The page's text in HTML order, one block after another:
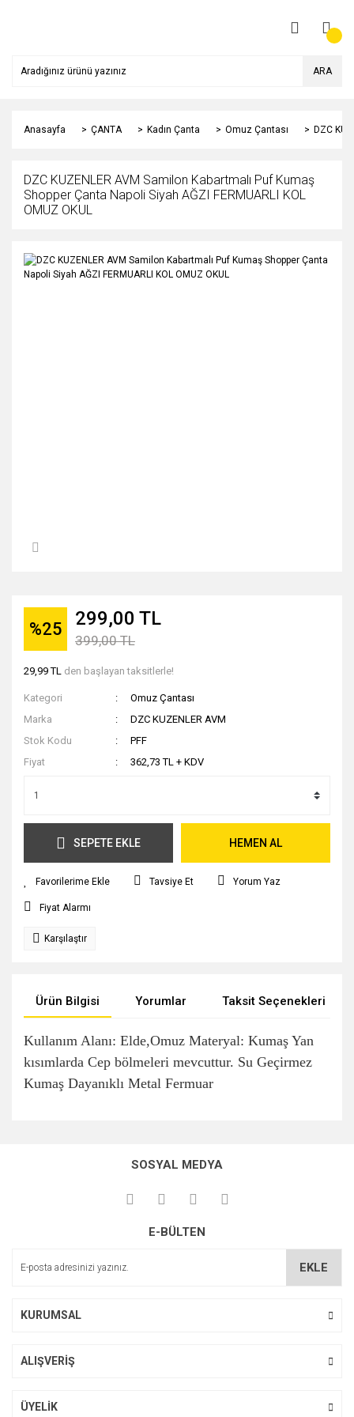
ARA
Anasayfa ÇANTA Kadın Çanta Omuz Çantası DZC
DZC KUZENLER AVM Samilon Kabartmalı Puf Kumaş
Shopper Çanta Napoli Siyah AĞZI FERMUARLI KOL
OMUZ OKUL
%25 299,00 TL
399,00 TL
29,99 TL den başlayan taksitlerle!
Kategori
Omuz Çantası
Marka
DZC KUZENLER AVM
Stok Kodu
PFF
Fiyat
362,73 TL + KDV
SEPETE EKLE HEMEN AL
Tavsiye Et Yorum Yaz
Fiyat Alarmı
Karşılaştır
Ürün Bilgisi Yorumlar Taksit Seçenekleri
Kullanım Alanı: Elde,Omuz Materyal: Kumaş Yan
kısımlarda Cep bölmeleri mevcuttur. Su Geçirmez
Kumaş Dayanıklı Metal Fermuar
kullanarak tarafımıza iletebilirsiniz.
Görüş ve önerileriniz için teşekkür ederiz.
Ürün açıklamasında eksik bilgiler bulunuyor.
SOSYAL MEDYA
E-BÜLTEN
EKLE
KURUMSAL
ALIŞVERİŞ
ÜYELİK